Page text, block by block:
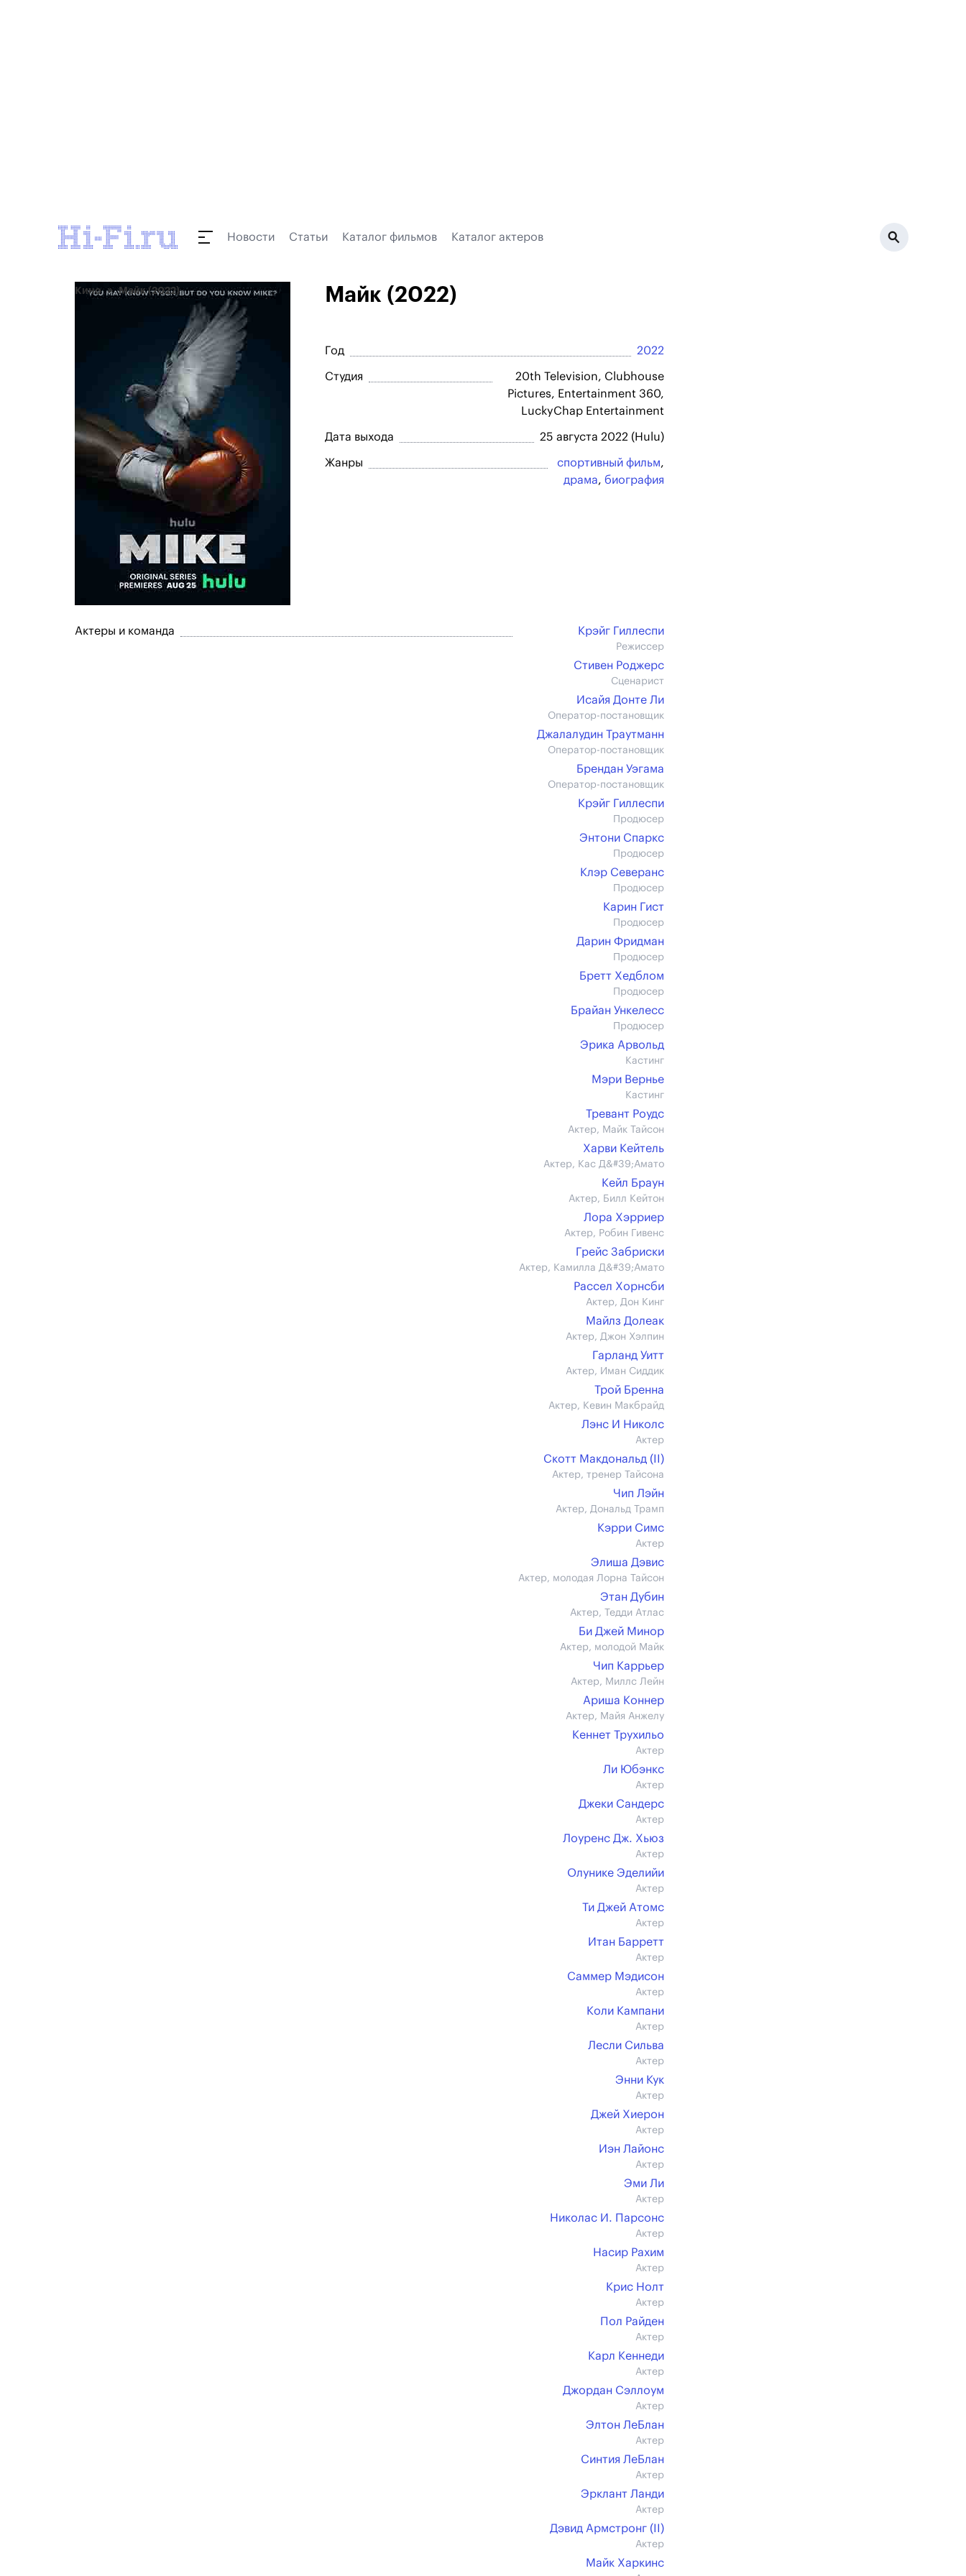
Новости Статьи Каталог фильмов Каталог актеров
Кино Майк (2022) Майк (2022)
Год 2022
Студия
20th Television, Clubhouse
Pictures, Entertainment 360,
LuckyChap Entertainment
Дата выхода 25 августа 2022 (Hulu)
Жанры спортивный фильм,
драма, биография
Актеры и команда Крэйг Гиллеспи
Режиссер
Стивен Роджерс
Сценарист
Исайя Донте Ли
Оператор-постановщик
Джалалудин Траутманн
Оператор-постановщик
Брендан Уэгама
Оператор-постановщик
Крэйг Гиллеспи
Продюсер
Энтони Спаркс
Продюсер
Клэр Северанс
Продюсер
Карин Гист
Продюсер
Дарин Фридман
Продюсер
Бретт Хедблом
Продюсер
Брайан Ункелесс
Продюсер
Эрика Арвольд
Кастинг
Мэри Вернье
Кастинг
Тревант Роудс
Актер, Майк Тайсон
Харви Кейтель
Актер, Кас Д&#39;Амато
Кейл Браун
Актер, Билл Кейтон
Лора Хэрриер
Актер, Робин Гивенс
Грейс Забриски
Актер, Камилла Д&#39;Амато
Рассел Хорнсби
Актер, Дон Кинг
Майлз Долеак
Актер, Джон Хэлпин
Гарланд Уитт
Актер, Иман Сиддик
Трой Бренна
Актер, Кевин Макбрайд
Лэнс И Николс
Актер
Скотт Макдональд (II)
Актер, тренер Тайсона
Чип Лэйн
Актер, Дональд Трамп
Кэрри Симс
Актер
Элиша Дэвис
Актер, молодая Лорна Тайсон
Этан Дубин
Актер, Тедди Атлас
Би Джей Минор
Актер, молодой Майк
Чип Каррьер
Актер, Миллс Лейн
Ариша Коннер
Актер, Майя Анжелу
Кеннет Трухильо
Актер
Ли Юбэнкс
Актер
Джеки Сандерс
Актер
Лоуренс Дж. Хьюз
Актер
Олунике Эделийи
Актер
Ти Джей Атомс
Актер
Итан Барретт
Актер
Саммер Мэдисон
Актер
Коли Кампани
Актер
Лесли Сильва
Актер
Энни Кук
Актер
Джей Хиерон
Актер
Иэн Лайонс
Актер
Эми Ли
Актер
Николас И. Парсонс
Актер
Насир Рахим
Актер
Крис Нолт
Актер
Пол Райден
Актер
Карл Кеннеди
Актер
Джордан Сэллоум
Актер
Элтон ЛеБлан
Актер
Синтия ЛеБлан
Актер
Эрклант Ланди
Актер
Дэвид Армстронг (II)
Актер
Майк Харкинс